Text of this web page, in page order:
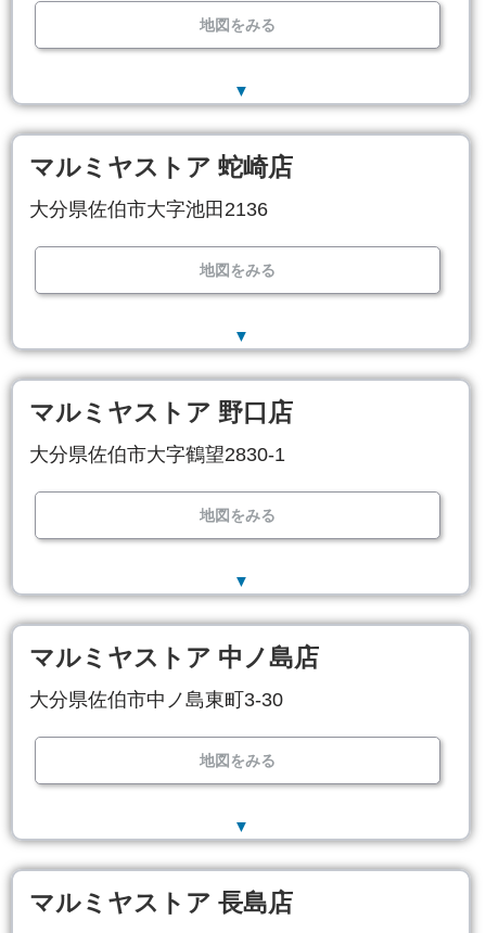
地図をみる
▼
マルミヤストア 蛇崎店
大分県佐伯市大字池田2136
地図をみる
▼
マルミヤストア 野口店
大分県佐伯市大字鶴望2830-1
地図をみる
▼
マルミヤストア 中ノ島店
大分県佐伯市中ノ島東町3-30
地図をみる
▼
マルミヤストア 長島店